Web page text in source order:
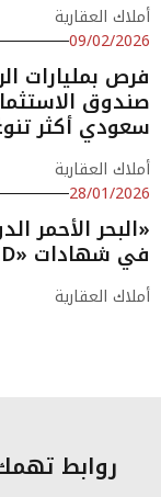
أملاك العقارية
09/02/2026
فرص بمليارات
صندوق
سعودي أكثر
أملاك العقارية
28/01/2026
«البحر الأحمر
في شهادات «LEED»
أملاك العقارية
روابط